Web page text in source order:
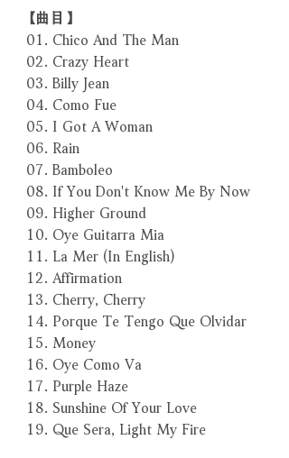
【曲目】
01. Chico And The Man
02. Crazy Heart
03. Billy Jean
04. Como Fue
05. I Got A Woman
06. Rain
07. Bamboleo
08. If You Don't Know Me By Now
09. Higher Ground
10. Oye Guitarra Mia
11. La Mer (In English)
12. Affirmation
13. Cherry, Cherry
14. Porque Te Tengo Que Olvidar
15. Money
16. Oye Como Va
17. Purple Haze
18. Sunshine Of Your Love
19. Que Sera, Light My Fire